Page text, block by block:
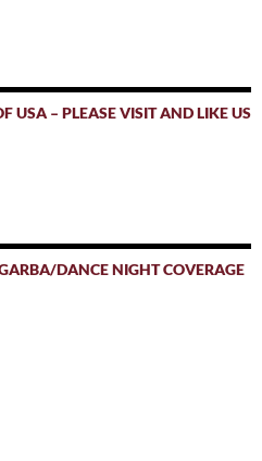
USA – PLEASE VISIT AND LIKE US
DANCE NIGHT COVERAGE